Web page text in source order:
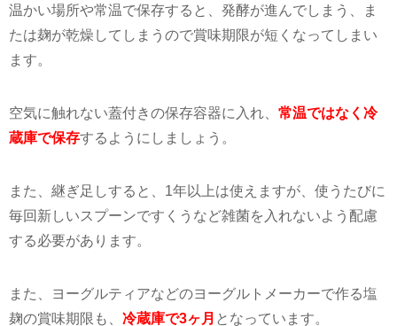
温かい場所や常温で保存すると、発酵が進んでしまう、ま
たは麹が乾燥してしまうので賞味期限が短くなってしまい
ます。
空気に触れない蓋付きの保存容器に入れ、 常温ではなく冷
蔵庫で保存するようにしましょう。
また、継ぎ足しすると、 1年以上は使えますが、使うたびに
毎回新しいスプーンですくうなど雑菌を入れないよう配慮
する必要があります。
また、ヨーグルティアなどのヨーグルトメーカーで作る塩
麹の賞味期限も、 冷蔵庫で3ヶ月 となっています。